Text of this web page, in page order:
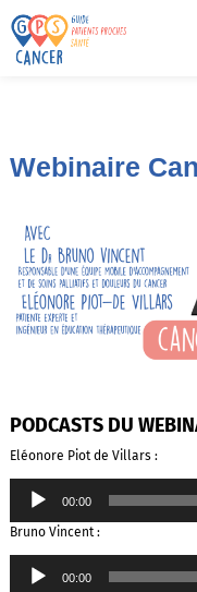
Webinaire
PODCASTS DU
Eléonore Piot de Villars :
Lecteur
audio
00:00
Bruno Vincent :
Lecteur
audio
00:00